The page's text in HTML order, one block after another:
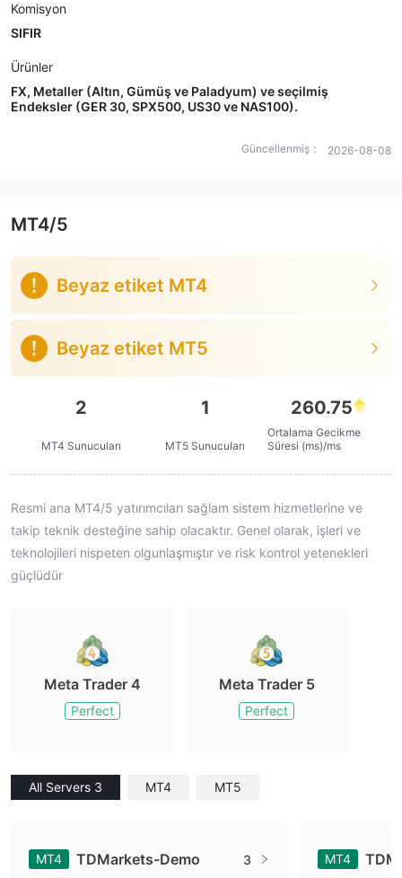
Komisyon
SIFIR
Ürünler
FX, Metaller (Altın, Gümüş ve Paladyum) ve seçilmiş
Endeksler (GER 30, SPX500, US30 ve NAS100).
Güncellenmiş： 2026-08-08
MT4/5
Beyaz etiket MT4
Beyaz etiket MT5
2
MT4 Sunucuları
1
MT5 Sunucuları
260.75
Ortalama Gecikme
Süresi (ms)/ms
Resmi ana MT4/5 yatırımcıları sağlam sistem hizmetlerine ve
takip teknik desteğine sahip olacaktır. Genel olarak, işleri ve
teknolojileri nispeten olgunlaşmıştır ve risk kontrol yetenekleri
güçlüdür
Meta Trader 4
Perfect
Meta Trader 5
Perfect
All Servers 3 MT4 MT5
MT4 TDMarkets-Demo 3 MT4